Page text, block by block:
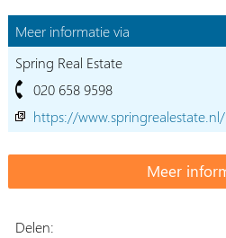
Meer informatie via
Spring Real Estate
020 658 9598
https://www.springrealestate.nl/
Delen: